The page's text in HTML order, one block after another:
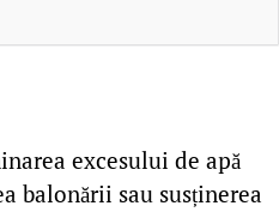
excesului de apă
balonării sau susținerea